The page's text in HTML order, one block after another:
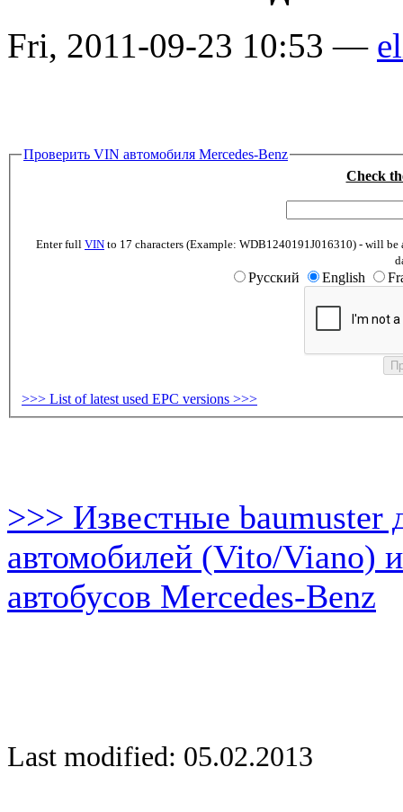
Fri, 2011-09-23 10:53 —
Проверить VIN автомобиля Mercedes-Benz
Check
Enter full VIN to 17 characters (Example: WDB1240191J016310) - will
Русский English
>>> List of latest used EPC versions >>>
>>> Известные baumuster
автомобилей (Vito/Viano)
автобусов Mercedes-Benz
Last modified: 05.02.2013